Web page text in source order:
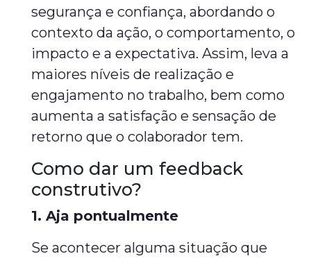
segurança e confiança, abordando o
contexto da ação, o comportamento, o
impacto e a expectativa. Assim, leva a
maiores níveis de realização e
engajamento no trabalho, bem como
aumenta a satisfação e sensação de
retorno que o colaborador tem.
Como dar um feedback
construtivo?
1. Aja pontualmente
Se acontecer alguma situação que